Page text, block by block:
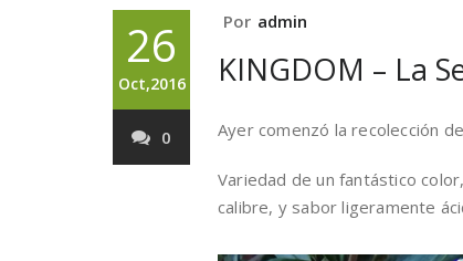
26
Oct,2016
0
Por admin
KINGDOM – La
Ayer comenzó la recolección de
Variedad de un fantástico
calibre, y sabor ligeramente